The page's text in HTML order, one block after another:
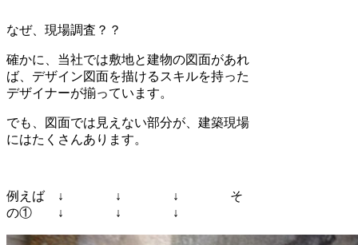
なぜ、現場調査？？
確かに、当社では敷地と建物の図面があれ
ば、デザイン図面を描けるスキルを持った
デザイナーが揃っています。
でも、図面では見えない部分が、建築現場
にはたくさんあります。
例えば ↓ ↓ ↓ そ
の① ↓ ↓ ↓